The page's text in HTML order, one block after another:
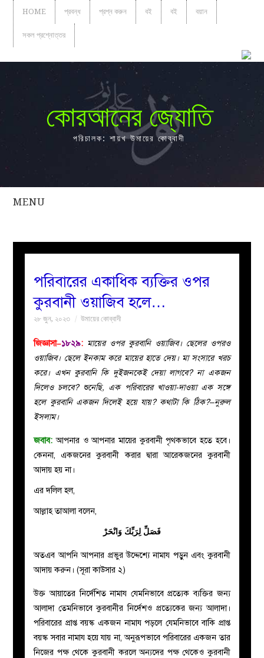
HOME প্রবন্ধ প্রশ্ন করুন বই বই বয়ান
সকল প্রশ্নোত্তর
কোরআনের জ্যোতি
পরিচালক: শায়খ উমায়ের কোব্বাদী
MENU
সকল
নারীদের
ইসলাহী
মজলিস
প্রশ্ন
করুন
পরিবারের একাধিক ব্যক্তির ওপর
কুরবানী ওয়াজিব হলে…
২৮ জুন, ২০২৩ উমায়ের কোব্বাদী
জিজ্ঞাসা–১৮২৯: মায়ের ওপর কুরবানি ওয়াজিব। ছেলের ওপরও
ওয়াজিব। ছেলে ইনকাম করে মায়ের হাতে দেয়। মা সংসারে খরচ
করে। এখন কুরবানি কি দুইজনকেই দেয়া লাগবে? না একজন
দিলেও চলবে? শুনেছি, এক পরিবারের খাওয়া-দাওয়া এক সঙ্গে
হলে কুরবানি একজন দিলেই হয়ে যায়? কথাটা কি ঠিক?–নুরুল
ইসলাম।
জবাব: আপনার ও আপনার মায়ের কুরবানী পৃথকভাবে হতে হবে।
কেননা, একজনের কুরবানী করার দ্বারা আরেকজনের কুরবানী
আদায় হয় না।
এর দলিল হল,
আল্লাহ তাআলা বলেন,
فَصَلِّ لِرَبِّكَ وَانْحَرْ
অতএব আপনি আপনার প্রভুর উদ্দেশ্যে নামায পড়ুন এবং কুরবানী
আদায় করুন। (সূরা কাউসার ২)
উক্ত আয়াতের নির্দেশিত নামায যেমনিভাবে প্রত্যেক ব্যক্তির জন্য
আলাদা তেমনিভাবে কুরবানীর নির্দেশও প্রত্যেকের জন্য আলাদা।
পরিবারের প্রাপ্ত বয়স্ক একজন নামায পড়লে যেমনিভাবে বাকি প্রাপ্ত
বয়স্ক সবার নামায হয়ে যায় না, অনুরূপভাবে পরিবারের একজন তার
নিজের পক্ষ থেকে কুরবানী করলে অন্যদের পক্ষ থেকেও কুরবানী